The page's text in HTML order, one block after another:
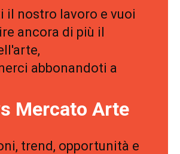
il nostro lavoro e vuoi
ancora di più il
abbonandoti a
Mercato Arte
trend, opportunità e